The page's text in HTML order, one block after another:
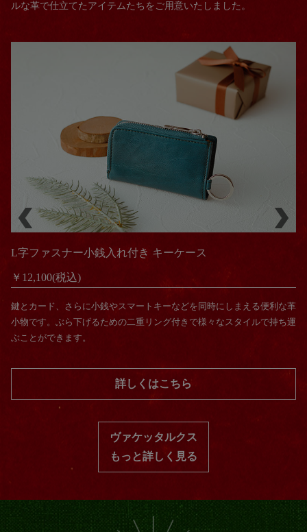
ルな革で仕立てたアイテムたちをご用意いたしました。
二つ折りミニ財布
￥15,400(税込)
一言でいうなら「ほどよく小さい財布」。縦横、そして厚みを抑えたサ
イズ感ながら、収納部のゆとりを残しています。そのためミニ財布にあ
りがちな窮屈な感じがありません。
詳しくはこちら
ヴァケッタルクス
もっと詳しく見る